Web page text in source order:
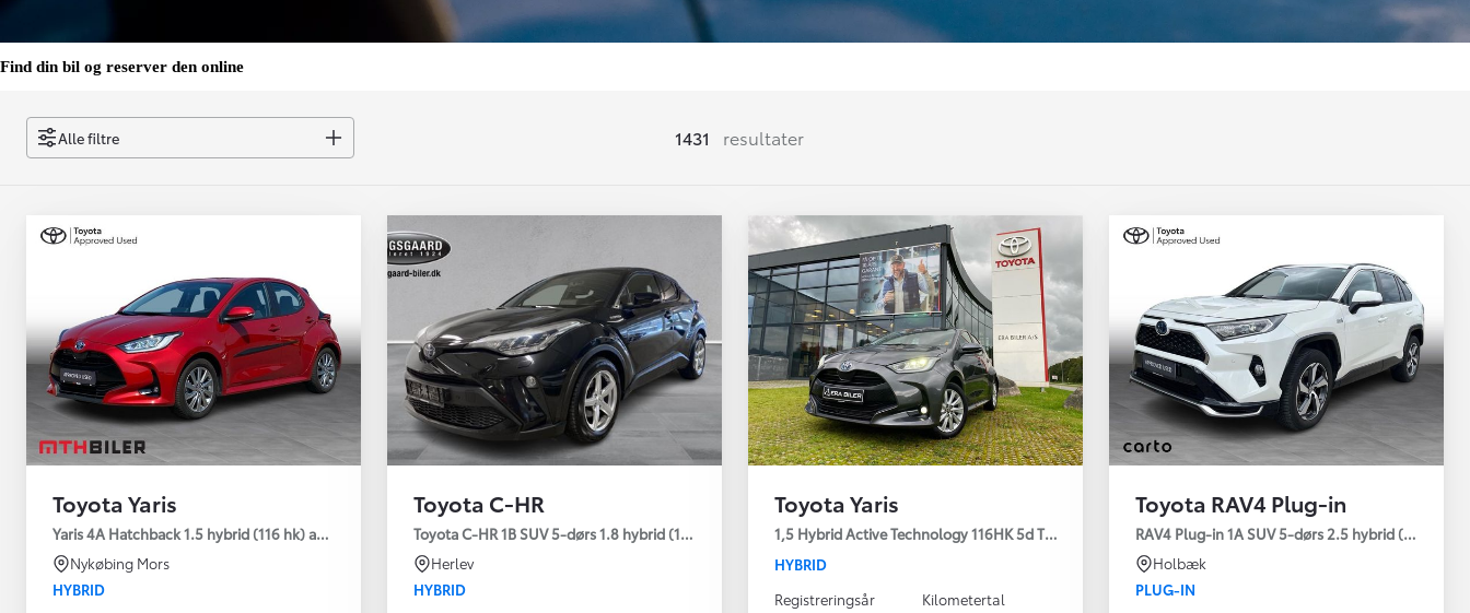
Find din bil og reserver den online
Alle filtre 1431 resultater
Toyota Yaris
Yaris 4A Hatchback 1.5 hybrid (116 hk) aut. gear Active - Technology
Nykøbing Mors
HYBRID
Toyota C-HR
Toyota C-HR 1B SUV 5-dørs 1.8 hybrid (122 hk) aut. gear C-LUB - Smart
Herlev
HYBRID
Toyota Yaris
1,5 Hybrid Active Technology 116HK 5d Trinl. Gear
HYBRID
Registreringsår
Kilometertal
Toyota RAV4 Plug-in
RAV4 Plug-in 1A SUV 5-dørs 2.5 hybrid (306 hk)
Holbæk
PLUG-IN